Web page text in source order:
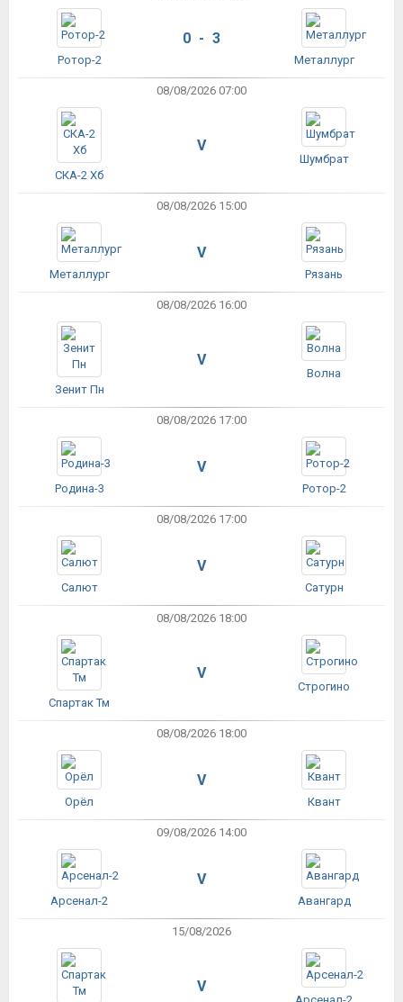
Ротор-2
0 - 3
Металлург
08/08/2026 07:00
СКА-2 Хб
V
Шумбрат
08/08/2026 15:00
Металлург
V
Рязань
08/08/2026 16:00
Зенит Пн
V
Волна
08/08/2026 17:00
Родина-3
V
Ротор-2
08/08/2026 17:00
Салют
V
Сатурн
08/08/2026 18:00
Спартак Тм
V
Строгино
08/08/2026 18:00
Орёл
V
Квант
09/08/2026 14:00
Арсенал-2
V
Авангард
15/08/2026
V